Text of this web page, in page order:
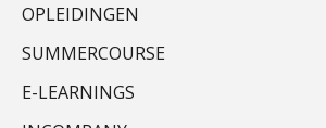
OPLEIDINGEN
SUMMERCOURSE
E-LEARNINGS